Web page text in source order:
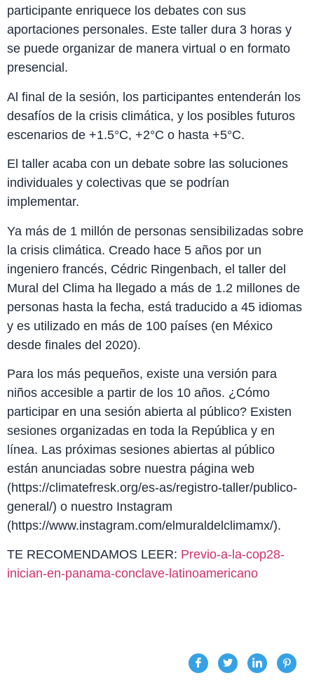
participante enriquece los debates con sus
aportaciones personales. Este taller dura 3 horas y
se puede organizar de manera virtual o en formato
presencial.
Al final de la sesión, los participantes entenderán los
desafíos de la crisis climática, y los posibles futuros
escenarios de +1.5°C, +2°C o hasta +5°C.
El taller acaba con un debate sobre las soluciones
individuales y colectivas que se podrían
implementar.
Ya más de 1 millón de personas sensibilizadas sobre
la crisis climática. Creado hace 5 años por un
ingeniero francés, Cédric Ringenbach, el taller del
Mural del Clima ha llegado a más de 1.2 millones de
personas hasta la fecha, está traducido a 45 idiomas
y es utilizado en más de 100 países (en México
desde finales del 2020).
Para los más pequeños, existe una versión para
niños accesible a partir de los 10 años. ¿Cómo
participar en una sesión abierta al público? Existen
sesiones organizadas en toda la República y en
línea. Las próximas sesiones abiertas al público
están anunciadas sobre nuestra página web
(https://climatefresk.org/es-as/registro-taller/publico-
general/) o nuestro Instagram
(https://www.instagram.com/elmuraldelclimamx/).
TE RECOMENDAMOS LEER: Previo-a-la-cop28-
inician-en-panama-conclave-latinoamericano